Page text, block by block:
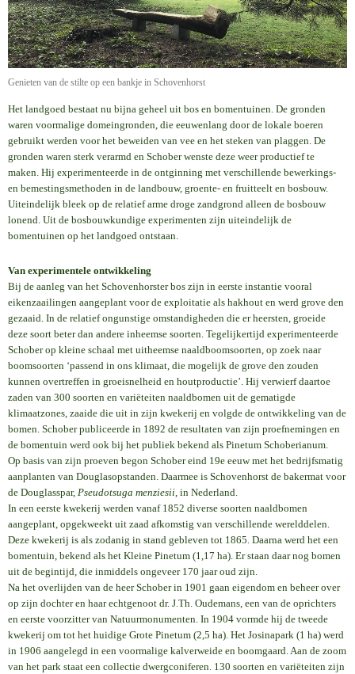
Genieten van de stilte op een bankje in Schovenhorst
Het landgoed bestaat nu bijna geheel uit bos en bomentuinen. De gronden
waren voormalige domeingronden, die eeuwenlang door de lokale boeren
gebruikt werden voor het beweiden van vee en het steken van plaggen. De
gronden waren sterk verarmd en Schober wenste deze weer productief te
maken. Hij experimenteerde in de ontginning met verschillende bewerkings-
en bemestingsmethoden in de landbouw, groente- en fruitteelt en bosbouw.
Uiteindelijk bleek op de relatief arme droge zandgrond alleen de bosbouw
lonend. Uit de bosbouwkundige experimenten zijn uiteindelijk de
bomentuinen op het landgoed ontstaan.
Van experimentele ontwikkeling
Bij de aanleg van het Schovenhorster bos zijn in eerste instantie vooral
eikenzaailingen aangeplant voor de exploitatie als hakhout en werd grove den
gezaaid. In de relatief ongunstige omstandigheden die er heersten, groeide
deze soort beter dan andere inheemse soorten. Tegelijkertijd experimenteerde
Schober op kleine schaal met uitheemse naaldboomsoorten, op zoek naar
boomsoorten ‘passend in ons klimaat, die mogelijk de grove den zouden
kunnen overtreffen in groeisnelheid en houtproductie’. Hij verwierf daartoe
zaden van 300 soorten en variëteiten naaldbomen uit de gematigde
klimaatzones, zaaide die uit in zijn kwekerij en volgde de ontwikkeling van de
bomen. Schober publiceerde in 1892 de resultaten van zijn proefnemingen en
de bomentuin werd ook bij het publiek bekend als Pinetum Schoberianum.
Op basis van zijn proeven begon Schober eind 19e eeuw met het bedrijfsmatig
aanplanten van Douglasopstanden. Daarmee is Schovenhorst de bakermat voor
de Douglasspar, Pseudotsuga menziesii, in Nederland.
In een eerste kwekerij werden vanaf 1852 diverse soorten naaldbomen
aangeplant, opgekweekt uit zaad afkomstig van verschillende werelddelen.
Deze kwekerij is als zodanig in stand gebleven tot 1865. Daarna werd het een
bomentuin, bekend als het Kleine Pinetum (1,17 ha). Er staan daar nog bomen
uit de begintijd, die inmiddels ongeveer 170 jaar oud zijn.
Na het overlijden van de heer Schober in 1901 gaan eigendom en beheer over
op zijn dochter en haar echtgenoot dr. J.Th. Oudemans, een van de oprichters
en eerste voorzitter van Natuurmonumenten. In 1904 vormde hij de tweede
kwekerij om tot het huidige Grote Pinetum (2,5 ha). Het Josinapark (1 ha) werd
in 1906 aangelegd in een voormalige kalverweide en boomgaard. Aan de zoom
van het park staat een collectie dwergconiferen. 130 soorten en variëteiten zijn